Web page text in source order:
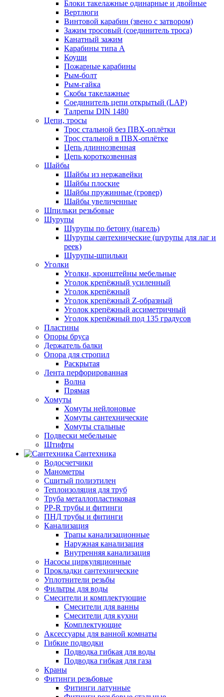
Блоки такелажные одинарные и двойные
Вертлюги
Винтовой карабин (звено с затвором)
Зажим тросовый (соединитель троса)
Канатный зажим
Карабины типа А
Коуши
Пожарные карабины
Рым-болт
Рым-гайка
Скобы такелажные
Соединитель цепи открытый (LAP)
Талрепы DIN 1480
Цепи, тросы
Трос стальной без ПВХ-оплётки
Трос стальной в ПВХ-оплётке
Цепь длиннозвенная
Цепь короткозвенная
Шайбы
Шайбы из нержавейки
Шайбы плоские
Шайбы пружинные (гровер)
Шайбы увеличенные
Шпильки резьбовые
Шурупы
Шурупы по бетону (нагель)
Шурупы сантехнические (шурупы для лаг и
реек)
Шурупы-шпильки
Уголки
Уголки, кронштейны мебельные
Уголок крепёжный усиленный
Уголок крепёжный
Уголок крепёжный Z-образный
Уголок крепёжный ассиметричный
Уголок крепёжный под 135 градусов
Пластины
Опоры бруса
Держатель балки
Опора для стропил
Раскрытая
Лента перфорированная
Волна
Прямая
Хомуты
Хомуты нейлоновые
Хомуты сантехнические
Хомуты стальные
Подвески мебельные
Штифты
Сантехника
Водосчетчики
Манометры
Сшитый полиэтилен
Теплоизоляция для труб
Труба металлопластиковая
PP-R трубы и фитинги
ПНД трубы и фитинги
Канализация
Трапы канализационные
Наружная канализация
Внутренняя канализация
Насосы циркуляционные
Прокладки сантехнические
Уплотнители резьбы
Фильтры для воды
Смесители и комплектующие
Смесители для ванны
Смесители для кухни
Комплектующие
Аксессуары для ванной комнаты
Гибкие подводки
Подводка гибкая для воды
Подводка гибкая для газа
Краны
Фитинги резьбовые
Фитинги латунные